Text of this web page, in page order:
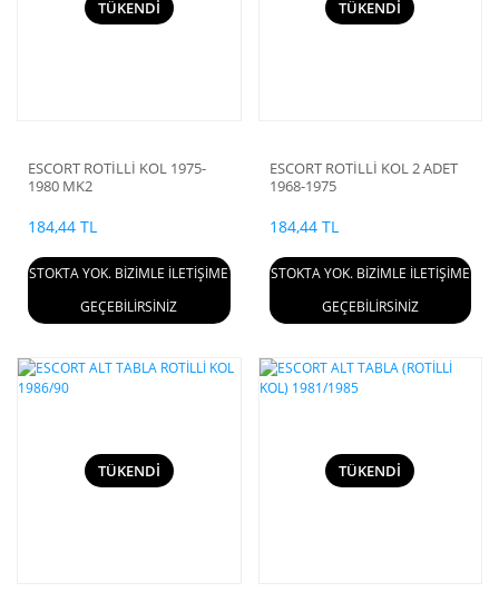
TÜKENDİ
ESCORT ROTİLLİ KOL 1975-
1980 MK2
184,44 TL
STOKTA YOK. BİZİMLE İLETİŞİME
GEÇEBİLİRSİNİZ
TÜKENDİ
ESCORT ROTİLLİ KOL 2 ADET
1968-1975
184,44 TL
STOKTA YOK. BİZİMLE İLETİŞİME
GEÇEBİLİRSİNİZ
TÜKENDİ TÜKENDİ